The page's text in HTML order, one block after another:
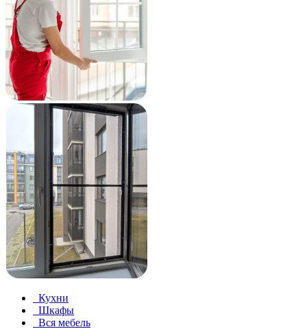
Кухни
Шкафы
Вся мебель